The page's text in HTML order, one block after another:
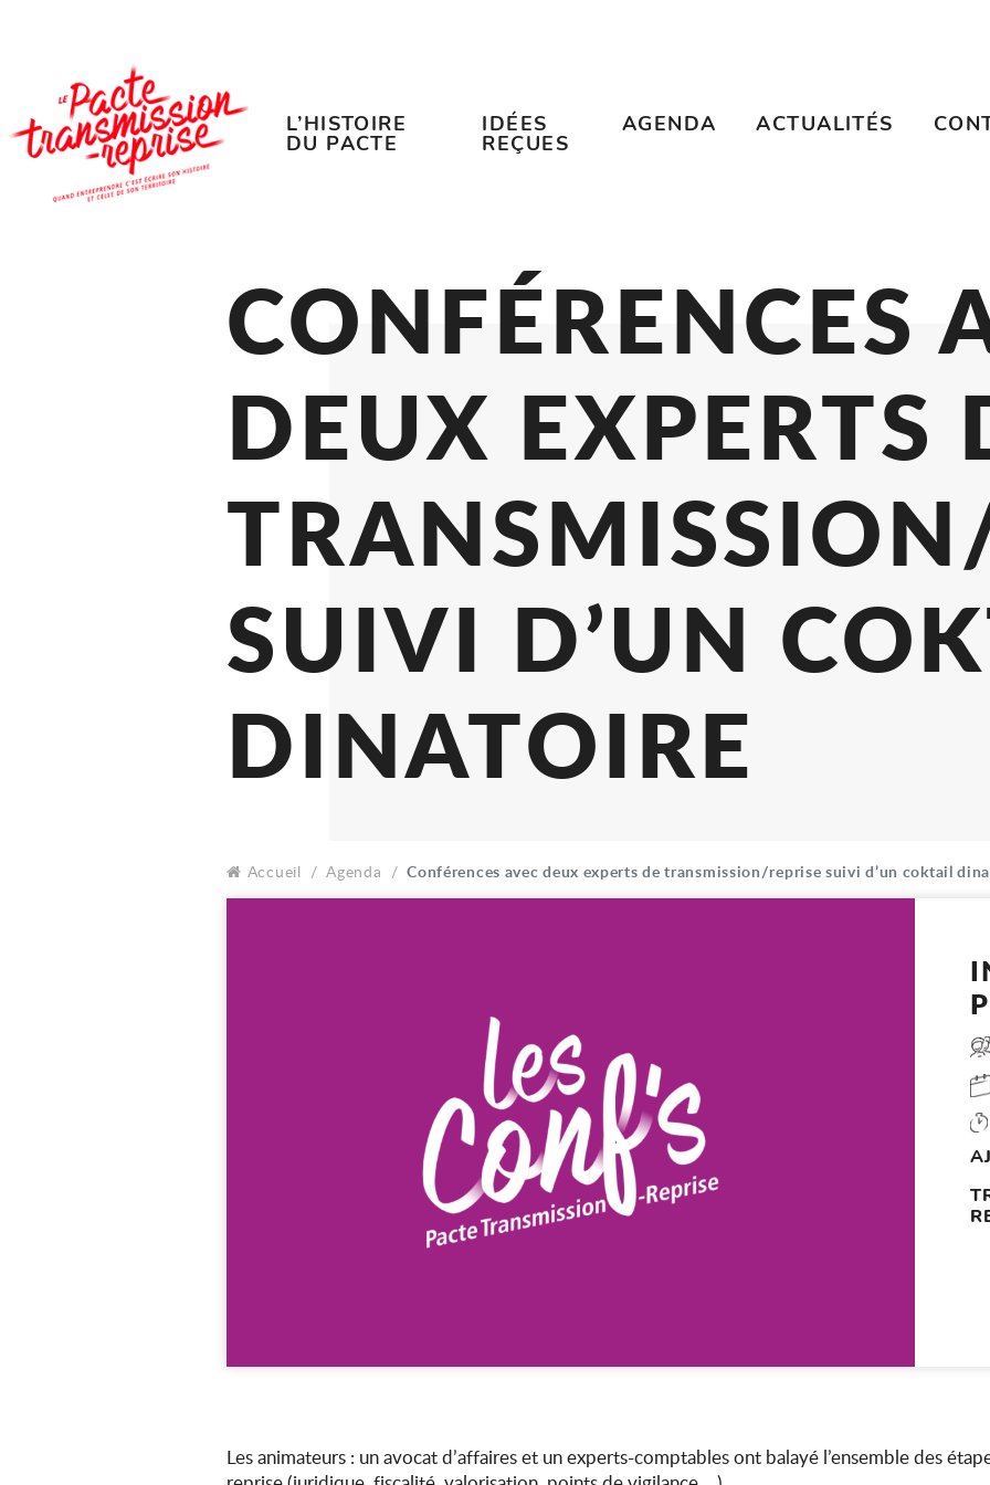
L’HISTOIRE
DU PACTE
IDÉES
REÇUES
AGENDA ACTUALITÉS
DEUX
SUIVI
DINATOIRE
Accueil Agenda Conférences avec deux experts de transmission/reprise suivi d’un coktail
Les animateurs : un avocat d’affaires et un experts-comptables ont balayé l’ensemble des